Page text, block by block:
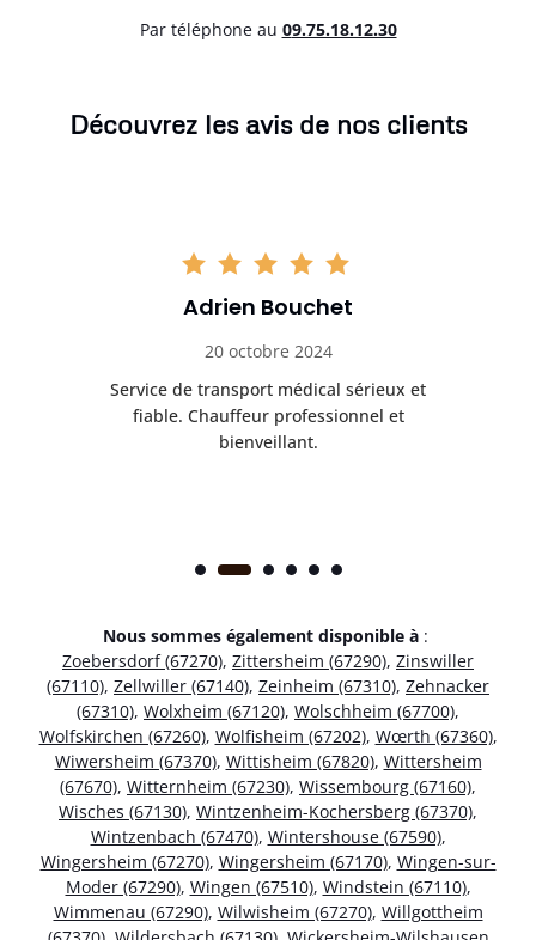
Par téléphone au 09.75.18.12.30
Découvrez les avis de nos clients
Adrien Bouchet
20 octobre 2024
Service de transport médical sérieux et
fiable. Chauffeur professionnel et
bienveillant.
Nous sommes également disponible à :
Zoebersdorf (67270), Zittersheim (67290), Zinswiller
(67110), Zellwiller (67140), Zeinheim (67310), Zehnacker
(67310), Wolxheim (67120), Wolschheim (67700),
Wolfskirchen (67260), Wolfisheim (67202), Wœrth (67360),
Wiwersheim (67370), Wittisheim (67820), Wittersheim
(67670), Witternheim (67230), Wissembourg (67160),
Wisches (67130), Wintzenheim-Kochersberg (67370),
Wintzenbach (67470), Wintershouse (67590),
Wingersheim (67270), Wingersheim (67170), Wingen-sur-
Moder (67290), Wingen (67510), Windstein (67110),
Wimmenau (67290), Wilwisheim (67270), Willgottheim